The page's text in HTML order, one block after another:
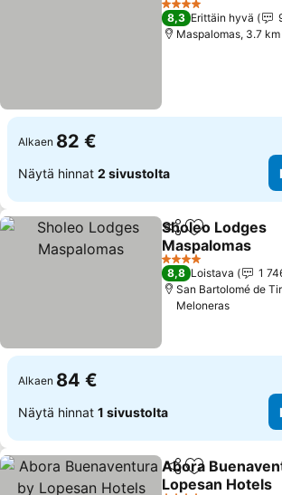
4 Tähtiluokitus
8,3 Erittäin hyvä
Maspalomas, 3.7
Alkaen 82 €
Näytä hinnat 2 sivustolta
Jaa Lisää
Sholeo Lodges
Maspalomas
Katso hinnat
4 Tähtiluokitus
8,8 Loistava
1
San Bartolomé de
Meloneras
Alkaen 84 €
Näytä hinnat 1 sivustolta
Jaa Lisää
Abora
Lopesan Hotels